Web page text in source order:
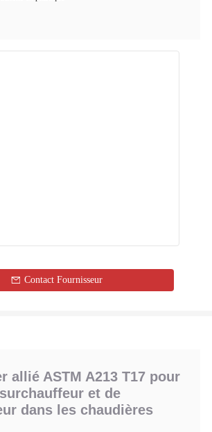
Contact Fournisseur
allié ASTM A213 T17 pour
et de
dans les chaudières